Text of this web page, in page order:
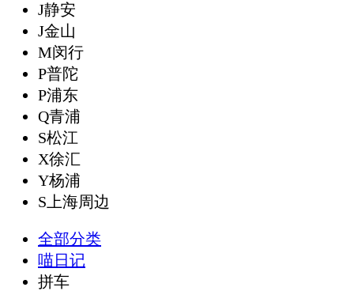
J静安
J金山
M闵行
P普陀
P浦东
Q青浦
S松江
X徐汇
Y杨浦
S上海周边
全部分类
喵日记
拼车